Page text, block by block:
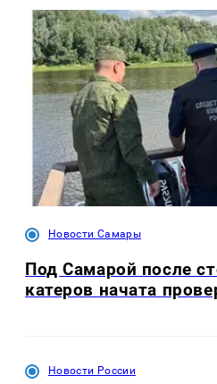
Новости Самары
Под Самарой после
катеров начата
Новости России